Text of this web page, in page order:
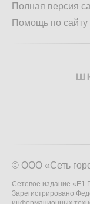
Полная версия
Помощь по сайту
© ООО «Сеть
Сетевое издание
Зарегистрировано